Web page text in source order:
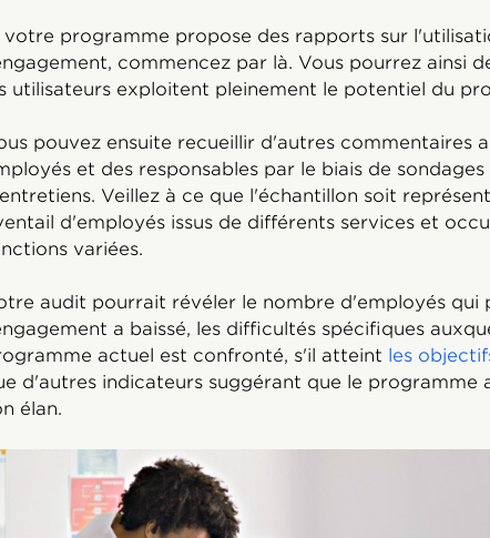
votre programme propose des rapports sur
commencez par là. Vous pourrez ainsi
utilisateurs exploitent pleinement le potentiel du
pouvez ensuite recueillir d'autres commentaires
et des responsables par le biais de sondages
Veillez à ce que l'échantillon soit
d'employés issus de différents services et
variées.
audit pourrait révéler le nombre d'employés qui
a baissé, les difficultés spécifiques
actuel est confronté, s'il atteint les
d'autres indicateurs suggérant que le programme
élan.